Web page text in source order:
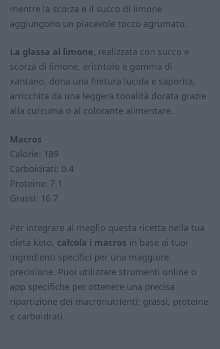
mentre la scorza e il succo di limone
aggiungono un piacevole tocco agrumato.
La glassa al limone, realizzata con succo e
scorza di limone, eritritolo e gomma di
xantano, dona una finitura lucida e saporita,
arricchita da una leggera tonalità dorata grazie
alla curcuma o al colorante alimentare.
Macros
Calorie: 189
Carboidrati: 0.4
Proteine: 7.1
Grassi: 16.7
Per integrare al meglio questa ricetta nella tua
dieta keto, calcola i macros in base ai tuoi
ingredienti specifici per una maggiore
precisione. Puoi utilizzare strumenti online o
app specifiche per ottenere una precisa
ripartizione dei macronutrienti: grassi, proteine
e carboidrati.